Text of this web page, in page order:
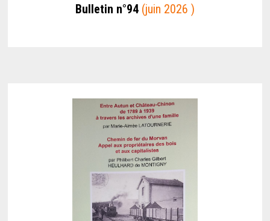
Bulletin n°94(juin 2026 )